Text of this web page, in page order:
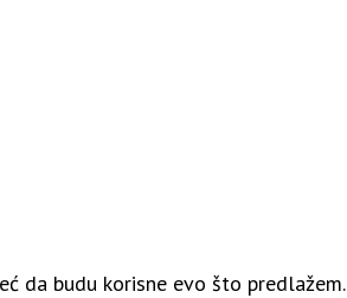
da budu korisne evo što predlažem.